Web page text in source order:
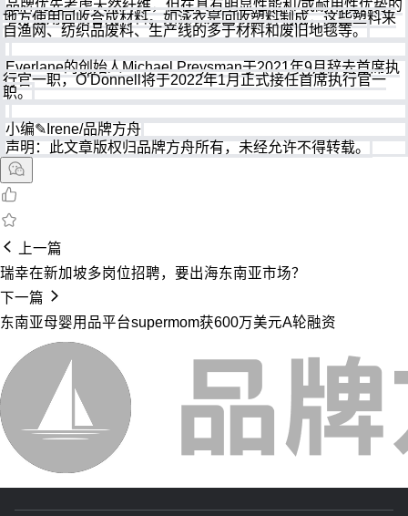
品牌优先考虑天然纤维，但在具有明显性能和/或耐用性优势的
地方使用回收合成材料。如泳衣是回收塑料制成，这些塑料来
自渔网、纺织品废料、生产线的多于材料和废旧地毯等。
Everlane的创始人Michael Preysman于2021年9月辞去首席执
行官一职，O’Donnell将于2022年1月正式接任首席执行官一
职。
小编✎Irene/品牌方舟
声明：此文章版权归品牌方舟所有，未经允许不得转载。
上一篇
瑞幸在新加坡多岗位招聘，要出海东南亚市场？
下一篇
东南亚母婴用品平台supermom获600万美元A轮融资